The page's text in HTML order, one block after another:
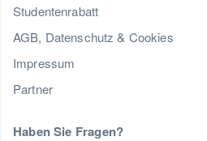
Studentenrabatt
AGB, Datenschutz & Cookies
Impressum
Partner
Haben Sie Fragen?